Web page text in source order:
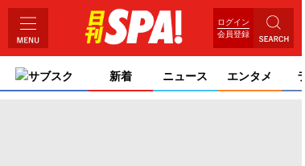
ログイン
会員登録
サブスク 新着 ニュース エンタメ